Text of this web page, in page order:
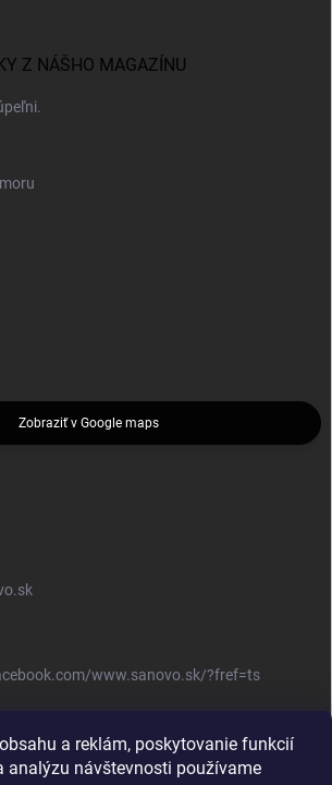
a reklám, poskytovanie funkcií
analýzu návštevnosti používame
Z NÁŠHO MAGAZÍNU
Zobraziť v Google maps
www.sanovo.sk/?fref=ts